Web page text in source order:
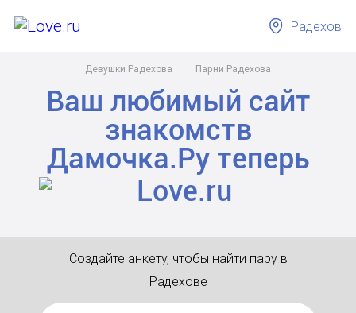
Девушки Радехова Парни Радехова
Радехов
Ваш любимый сайт
знакомств
Дамочка.Рутеперь
Создайте анкету, чтобы найти пару в
Радехове